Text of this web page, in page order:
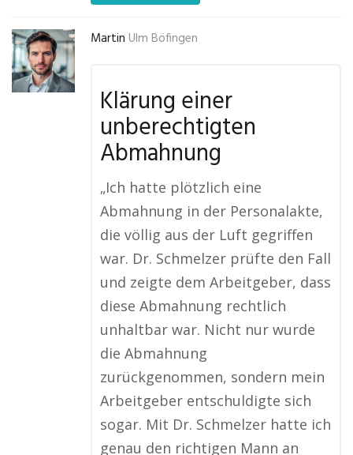
Martin Ulm Böfingen
Klärung einer
unberechtigten
Abmahnung
„Ich hatte plötzlich eine
Abmahnung in der Personalakte,
die völlig aus der Luft gegriffen
war. Dr. Schmelzer prüfte den Fall
und zeigte dem Arbeitgeber, dass
diese Abmahnung rechtlich
unhaltbar war. Nicht nur wurde
die Abmahnung
zurückgenommen, sondern mein
Arbeitgeber entschuldigte sich
sogar. Mit Dr. Schmelzer hatte ich
genau den richtigen Mann an